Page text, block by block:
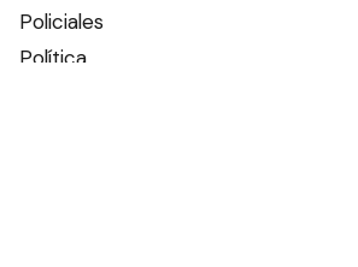
Policiales
Política